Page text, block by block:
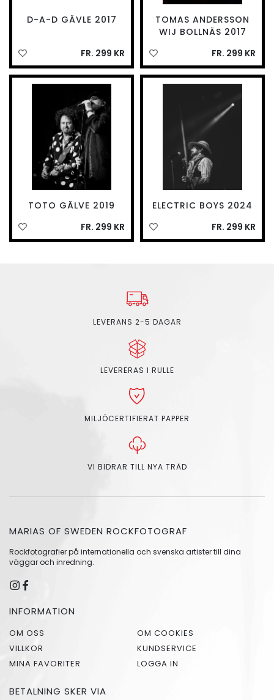
D-A-D GÄVLE 2017
FR. 299 KR
TOMAS ANDERSSON
WIJ BOLLNÄS 2017
FR. 299 KR
TOTO GÄLVE 2019
FR. 299 KR
ELECTRIC BOYS 2024
FR. 299 KR
LEVERANS 2-5 DAGAR
LEVERERAS I RULLE
MILJÖCERTIFIERAT PAPPER
VI BIDRAR TILL NYA TRÄD
MARIAS OF SWEDEN ROCKFOTOGRAF
Rockfotografier på internationella och svenska artister till dina
väggar och inredning.
INFORMATION
OM OSS
OM COOKIES
VILLKOR
KUNDSERVICE
MINA FAVORITER
LOGGA IN
BETALNING SKER VIA